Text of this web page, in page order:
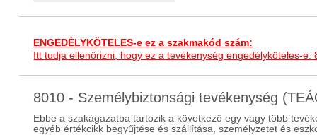
ENGEDÉLYKÖTELES-e ez a szakmakód szám:
Itt tudja ellenőrizni, hogy ez a tevékenység engedélyköteles-e:
8010 - Személybiztonsági tevékenység
Ebbe a szakágazatba tartozik a következő egy vagy több
egyéb értékcikk begyűjtése és szállítása, személyzetet és